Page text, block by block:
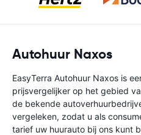
Autohuur Naxos
EasyTerra Autohuur Naxos is
prijsvergelijker op het gebied
de bekende
vergeleken, zodat u als
tarief uw huurauto bij ons kunt